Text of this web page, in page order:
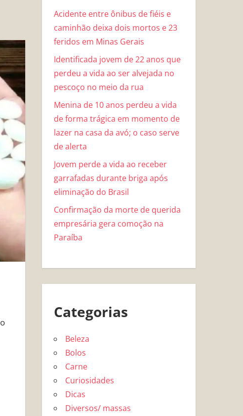
Acidente entre ônibus de fiéis e
caminhão deixa dois mortos e 23
feridos em Minas Gerais
Identificada jovem de 22 anos que
perdeu a vida ao ser alvejada no
pescoço no meio da rua
Menina de 10 anos perdeu a vida
de forma trágica em momento de
lazer na casa da avó; o caso serve
de alerta
Jovem perde a vida ao receber
garrafadas durante briga após
eliminação do Brasil
Confirmação da morte de querida
empresária gera comoção na
Paraíba
Categorias
Beleza
Bolos
Carne
Curiosidades
Dicas
Diversos/ massas